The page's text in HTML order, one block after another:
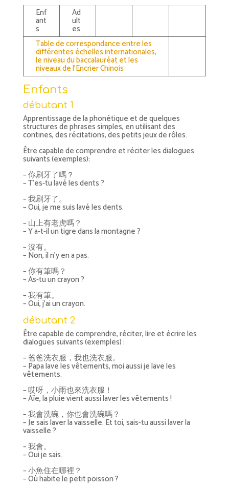
Enf
ant
s
Ad
ult
es
Table de correspondance entre les
différentes échelles internationales,
le niveau du baccalauréat et les
niveaux de l’Encrier Chinois
Enfants
débutant 1
Apprentissage de la phonétique et de quelques
structures de phrases simples, en utilisant des
contines, des récitations, des petits jeux de rôles.
Être capable de comprendre et réciter les dialogues
suivants (exemples):
– 你刷牙了嗎？
– T’es-tu lavé les dents ?
– 我刷牙了。
– Oui, je me suis lavé les dents.
– 山上有老虎嗎？
– Y a-t-il un tigre dans la montagne ?
– 沒有。
– Non, il n’y en a pas.
– 你有筆嗎？
– As-tu un crayon ?
– 我有筆。
– Oui, j’ai un crayon.
débutant 2
Être capable de comprendre, réciter, lire et écrire les
dialogues suivants (exemples) :
– 爸爸洗衣服，我也洗衣服。
– Papa lave les vêtements, moi aussi je lave les
vêtements.
– 哎呀，小雨也來洗衣服！
– Aïe, la pluie vient aussi laver les vêtements !
– 我會洗碗，你也會洗碗嗎？
– Je sais laver la vaisselle. Et toi, sais-tu aussi laver la
vaisselle ?
– 我會。
– Oui je sais.
– 小魚住在哪裡？
– Où habite le petit poisson ?